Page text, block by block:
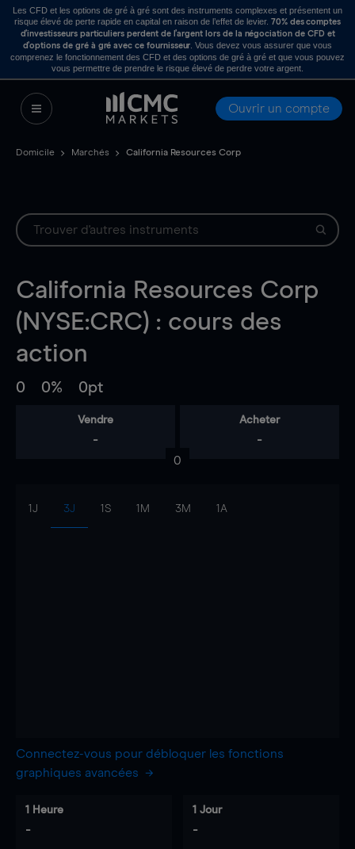
Les CFD et les options de gré à gré sont des instruments complexes et présentent un
risque élevé de perte rapide en capital en raison de l’effet de levier. 70% des comptes
d’investisseurs particuliers perdent de l’argent lors de la négociation de CFD et
d’options de gré à gré avec ce fournisseur . Vous devez vous assurer que vous
comprenez le fonctionnement des CFD et des options de gré à gré et que vous pouvez
vous permettre de prendre le risque élevé de perdre votre argent.
Ouvrir un compte
Domicile Marchés California Resources Corp
California Resources Corp
(NYSE:CRC) : cours des
action
0 0% 0pt
Vendre
-
Acheter
-
0
1J 3J 1S 1M 3M 1A
Connectez-vous pour débloquer les fonctions
graphiques avancées
1 Heure
-
1 Jour
-